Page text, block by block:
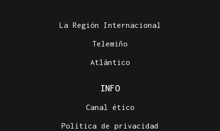
La Región Internacional
Telemiño
Atlántico
INFO
Canal ético
Política de privacidad